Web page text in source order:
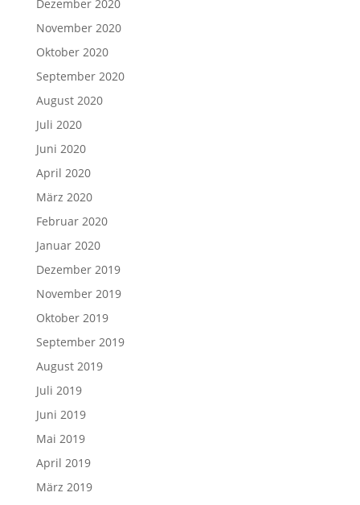
Dezember 2020
November 2020
Oktober 2020
September 2020
August 2020
Juli 2020
Juni 2020
April 2020
März 2020
Februar 2020
Januar 2020
Dezember 2019
November 2019
Oktober 2019
September 2019
August 2019
Juli 2019
Juni 2019
Mai 2019
April 2019
März 2019